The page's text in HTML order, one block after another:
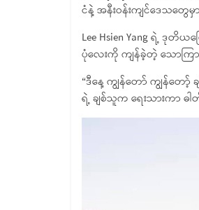
ငံနဲ့ အနီးဝန်းကျင်ဒေသတွေ
Lee Hsien Yang ရဲ့ ဒုတိ
ပုံလေးကို ကျန်ခဲ့တဲ့ သောကြာ
“ဒီနေ့ ကျွန်တော် ကျွန်တေ
ရဲ့ ချစ်သူက ရေးသားကာ ဓ